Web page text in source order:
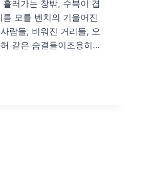
러가는 창밖, 수북이 겹
모를 벤치의 기울어진
람들, 비워진 거리들, 오
같은 숨결들이조용히…